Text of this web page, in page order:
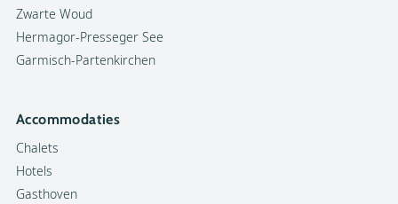
Zwarte Woud
Hermagor-Presseger See
Garmisch-Partenkirchen
Accommodaties
Chalets
Hotels
Gasthoven